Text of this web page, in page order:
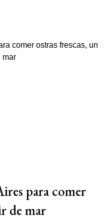
para comer
de mar